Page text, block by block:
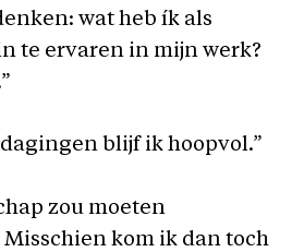
wat heb ík als
te ervaren in mijn werk?
blijf ik hoopvol.”
zou moeten
kom ik dan toch